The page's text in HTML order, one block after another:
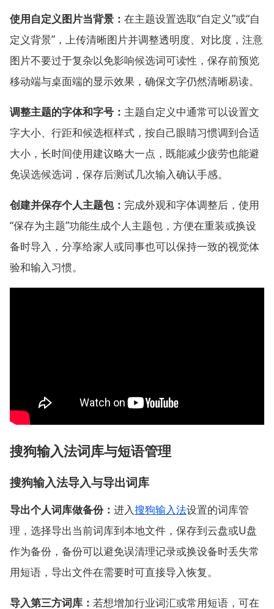
使用自定义图片当背景： 在主题设置选取“自定义”或“自
定义背景”，上传清晰图片并调整透明度、对比度，注意
图片不要过于复杂以免影响候选词可读性，保存前预览
移动端与桌面端的显示效果，确保文字仍然清晰易读。
调整主题的字体和字号： 主题自定义中通常可以设置文
字大小、行距和候选框样式，按自己眼睛习惯调到合适
大小，长时间使用建议略大一点，既能减少疲劳也能避
免误选候选词，保存后测试几次输入确认手感。
创建并保存个人主题包： 完成外观和字体调整后，使用
“保存为主题”功能生成个人主题包，方便在重装或换设
备时导入，分享给家人或同事也可以保持一致的视觉体
验和输入习惯。
搜狗输入法词库与短语管理
搜狗输入法导入与导出词库
导出个人词库做备份： 进入搜狗输入法设置的词库管
理，选择导出当前词库到本地文件，保存到云盘或U盘
作为备份，备份可以避免误清理记录或换设备时丢失常
用短语，导出文件在需要时可直接导入恢复。
导入第三方词库： 若想增加行业词汇或常用短语，可在